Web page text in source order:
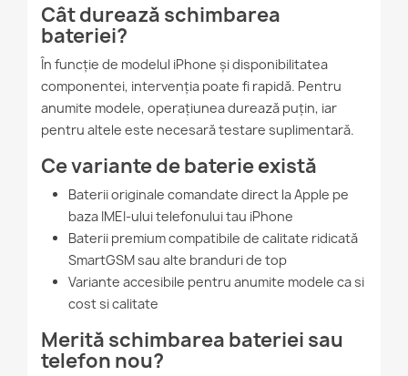
Cât durează schimbarea
bateriei?
În funcție de modelul iPhone și disponibilitatea
componentei, intervenția poate fi rapidă. Pentru
anumite modele, operațiunea durează puțin, iar
pentru altele este necesară testare suplimentară.
Ce variante de baterie există
Baterii originale comandate direct la Apple pe
baza IMEI-ului telefonului tau iPhone
Baterii premium compatibile de calitate ridicată
SmartGSM sau alte branduri de top
Variante accesibile pentru anumite modele ca si
cost si calitate
Merită schimbarea bateriei sau
telefon nou?